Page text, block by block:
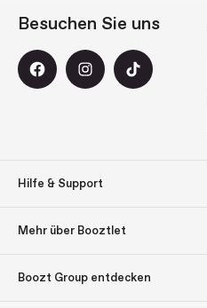
Hilfe & Support
Mehr über Booztlet
Newsletter
Boozt Group entdecken
Besuchen Sie uns